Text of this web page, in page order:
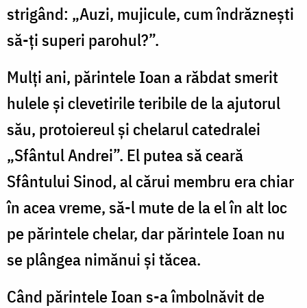
strigând: „Auzi, mujicule, cum îndrăzneşti
să-ţi superi parohul?”.
Mulţi ani, părintele Ioan a răbdat smerit
hulele şi clevetirile teribile de la ajutorul
său, protoiereul şi chelarul catedralei
„Sfântul Andrei”. El putea să ceară
Sfântului Sinod, al cărui membru era chiar
în acea vreme, să-l mute de la el în alt loc
pe părintele chelar, dar părintele Ioan nu
se plângea nimănui şi tăcea.
Când părintele Ioan s-a îmbolnăvit de